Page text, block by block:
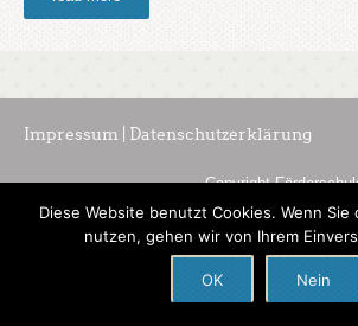
Impressum | Datenschutzerklärung
Copyright
Diese Website benutzt Cookies. Wenn
nutzen, gehen wir von Ihrem
OK Nein